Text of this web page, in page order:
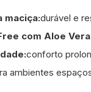
maciça:durável e
com Aloe
conforto
ambientes